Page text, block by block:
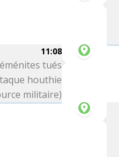
11:08
tués
houthie
militaire)